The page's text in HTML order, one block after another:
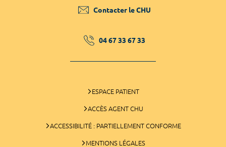
Contacter le CHU
04 67 33 67 33
ESPACE PATIENT
ACCÈS AGENT CHU
ACCESSIBILITÉ : PARTIELLEMENT CONFORME
MENTIONS LÉGALES